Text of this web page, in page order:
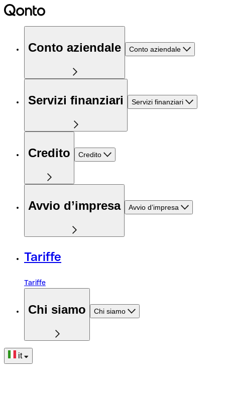
Conto aziendale Conto aziendale
Servizi finanziari Servizi finanziari
Credito Credito
Avvio d’impresa Avvio d’impresa
Tariffe
Tariffe
Chi siamo Chi siamo
it